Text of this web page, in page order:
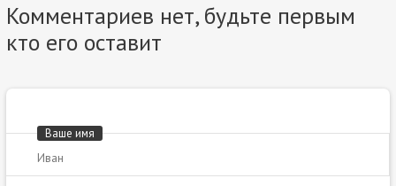
Комментариев нет, будьте первым
кто его оставит
Ваше имя